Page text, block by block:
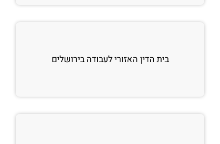
בית הדין האזורי לעבודה בירושלים